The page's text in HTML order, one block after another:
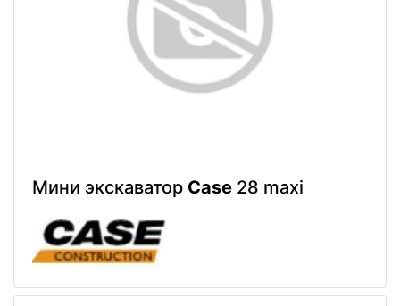
Мини экскаватор Case 28 maxi